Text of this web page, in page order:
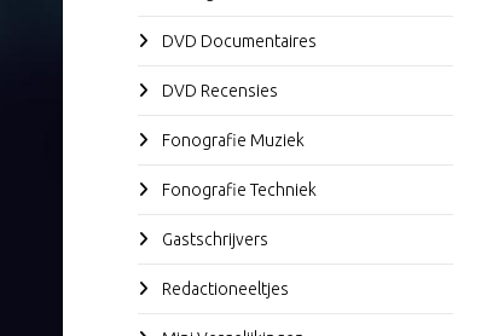
DVD Documentaires
DVD Recensies
Fonografie Muziek
Fonografie Techniek
Gastschrijvers
Redactioneeltjes